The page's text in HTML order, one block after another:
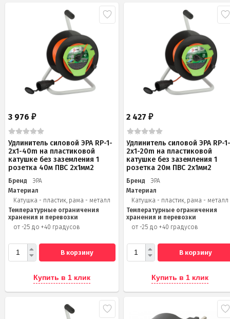
3 976 ₽
Удлинитель силовой ЭРА RP-1-
2x1-40m на пластиковой
катушке без заземления 1
розетка 40м ПВС 2x1мм2
Бренд
ЭРА
Материал
Катушка - пластик, рама - металл
Температурные ограничения
хранения и перевозки
от -25 до +40 градусов
В корзину
Купить в 1 клик
2 427₽
Удлинитель силовой ЭРА RP-
2x1-20m на пластиковой
катушке без заземления 1
розетка 20м ПВС 2х1мм2
Бренд
ЭРА
Материал
Катушка - пластик, рама - металл
Температурные ограничения
хранения и перевозки
от -25 до +40 градусов
В корзину
Купить в 1 клик